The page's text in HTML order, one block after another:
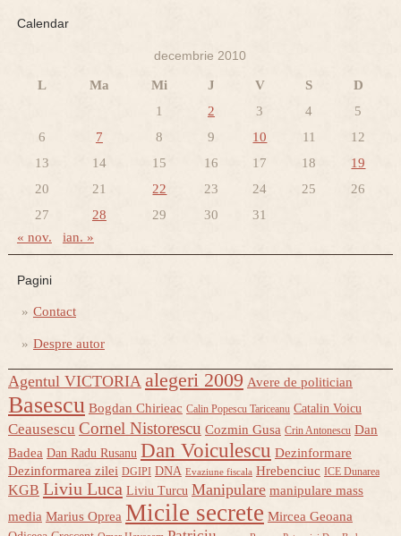
Calendar
decembrie 2010
L Ma Mi J V S
D
1
2 3 4
5
6
7 8 9 10 11
12
13
14 15 16 17 18
19
20
21 22 23 24 25
26
27
28 29 30 31
« nov. ian. »
Pagini
Contact
Despre autor
Agentul VICTORIA alegeri 2009 Avere de politician
Basescu Bogdan Chirieac Calin Popescu Tariceanu Catalin Voicu
Ceausescu Cornel Nistorescu Cozmin Gusa Crin Antonescu Dan
Badea Dan Radu Rusanu Dan Voiculescu Dezinformare
Dezinformarea zilei DGIPI DNA Evaziune fiscala Hrebenciuc ICE Dunarea
KGB Liviu Luca Liviu Turcu Manipulare manipulare mass
media Marius Oprea Micile secrete Mircea Geoana